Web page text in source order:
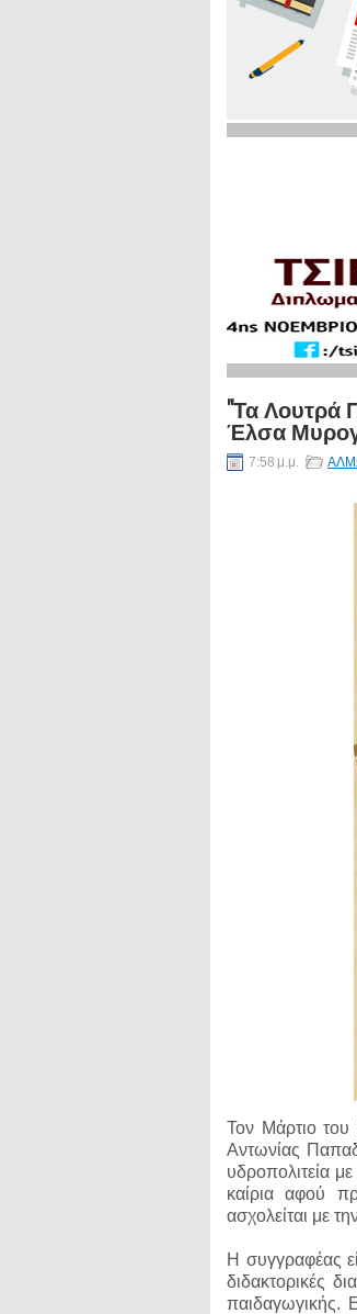
"Τα Λουτρά
Έλσα
7:58 μ.μ.
Τον Μάρτιο του
Αντωνίας
υδροπολιτεία
καίρια αφού
ασχολείται με
Η συγγραφέας
διδακτορικές
παιδαγωγικής.